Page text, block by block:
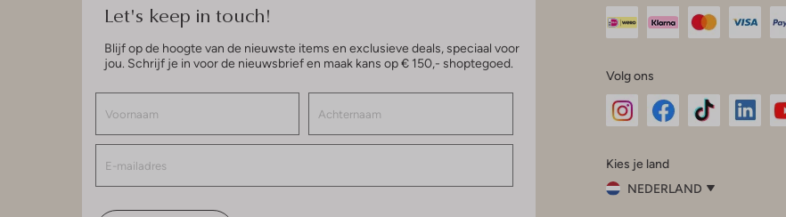
Let's keep in touch!
Blijf op de hoogte van de nieuwste items en exclusieve deals, speciaal voor
jou. Schrijf je in voor de nieuwsbrief en maak kans op € 150,- shoptegoed.
Volg ons
InstagramFacebook
Kies je land
NEDERLAND